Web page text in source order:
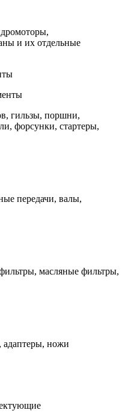
и их отдельные
гильзы, поршни,
форсунки, стартеры,
передачи, валы,
масляные фильтры,
адаптеры, ножи